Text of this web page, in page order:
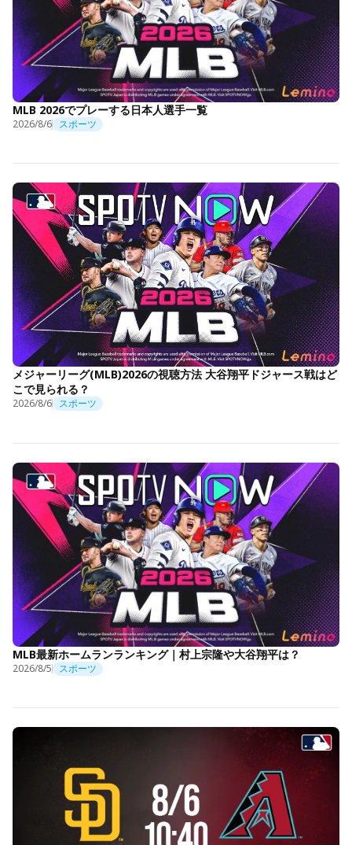
MLB 2026でプレーする日本人選手一覧
2026/8/6 スポーツ
メジャーリーグ(MLB)2026の視聴方法 大谷翔平ドジャース戦はど
こで見られる？
2026/8/6 スポーツ
MLB最新ホームランランキング｜村上宗隆や大谷翔平は？
2026/8/5 スポーツ